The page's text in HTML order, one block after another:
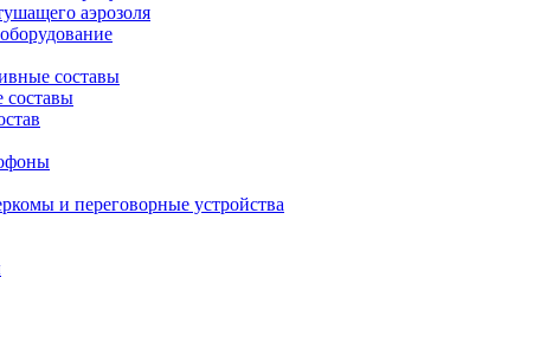
аэрозоля
составы
составы
и переговорные устройства